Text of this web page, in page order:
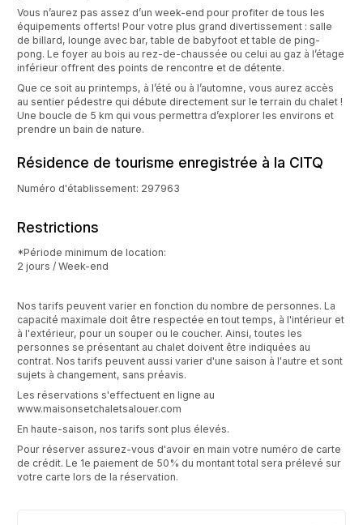
Vous n’aurez pas assez d’un week-end pour profiter de tous les
équipements offerts! Pour votre plus grand divertissement : salle
de billard, lounge avec bar, table de babyfoot et table de ping-
pong. Le foyer au bois au rez-de-chaussée ou celui au gaz à l’étage
inférieur offrent des points de rencontre et de détente.
Que ce soit au printemps, à l’été ou à l’automne, vous aurez accès
au sentier pédestre qui débute directement sur le terrain du chalet !
Une boucle de 5 km qui vous permettra d’explorer les environs et
prendre un bain de nature.
Résidence de tourisme enregistrée à la CITQ
Numéro d'établissement: 297963
Restrictions
*Période minimum de location:
2 jours / Week-end
Nos tarifs peuvent varier en fonction du nombre de personnes. La
capacité maximale doit être respectée en tout temps, à l'intérieur et
à l'extérieur, pour un souper ou le coucher. Ainsi, toutes les
personnes se présentant au chalet doivent être indiquées au
contrat. Nos tarifs peuvent aussi varier d'une saison à l'autre et sont
sujets à changement, sans préavis.
Les réservations s'effectuent en ligne au
www.maisonsetchaletsalouer.com
En haute-saison, nos tarifs sont plus élevés.
Pour réserver assurez-vous d'avoir en main votre numéro de carte
de crédit. Le 1e paiement de 50% du montant total sera prélevé sur
votre carte lors de la réservation.